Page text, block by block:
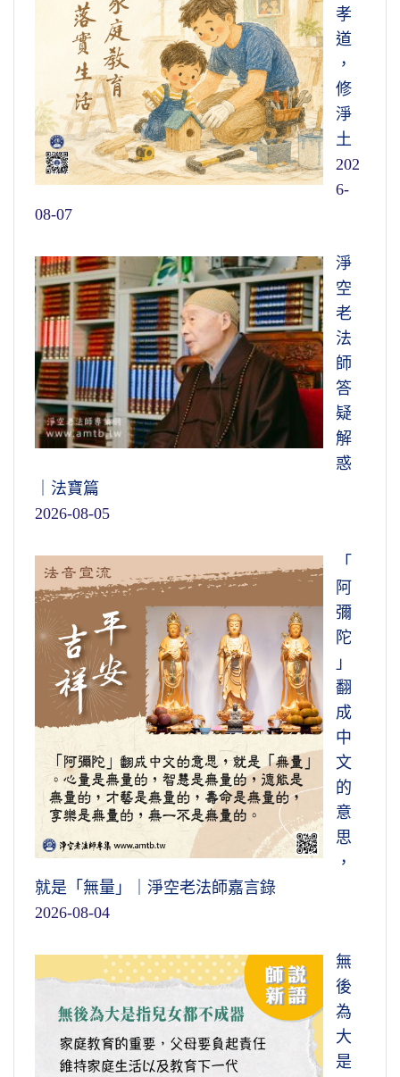
孝
道
，
修
淨
土
202
6-
08-07
淨
空
老
法
師
答
疑
解
惑
｜法寶篇
2026-08-05
「
阿
彌
陀
」
翻
成
中
文
的
意
思
，
就是「無量」｜淨空老法師嘉言錄
2026-08-04
無
後
為
大
是